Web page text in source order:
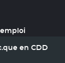
en CDD